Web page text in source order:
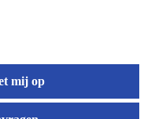
mij op